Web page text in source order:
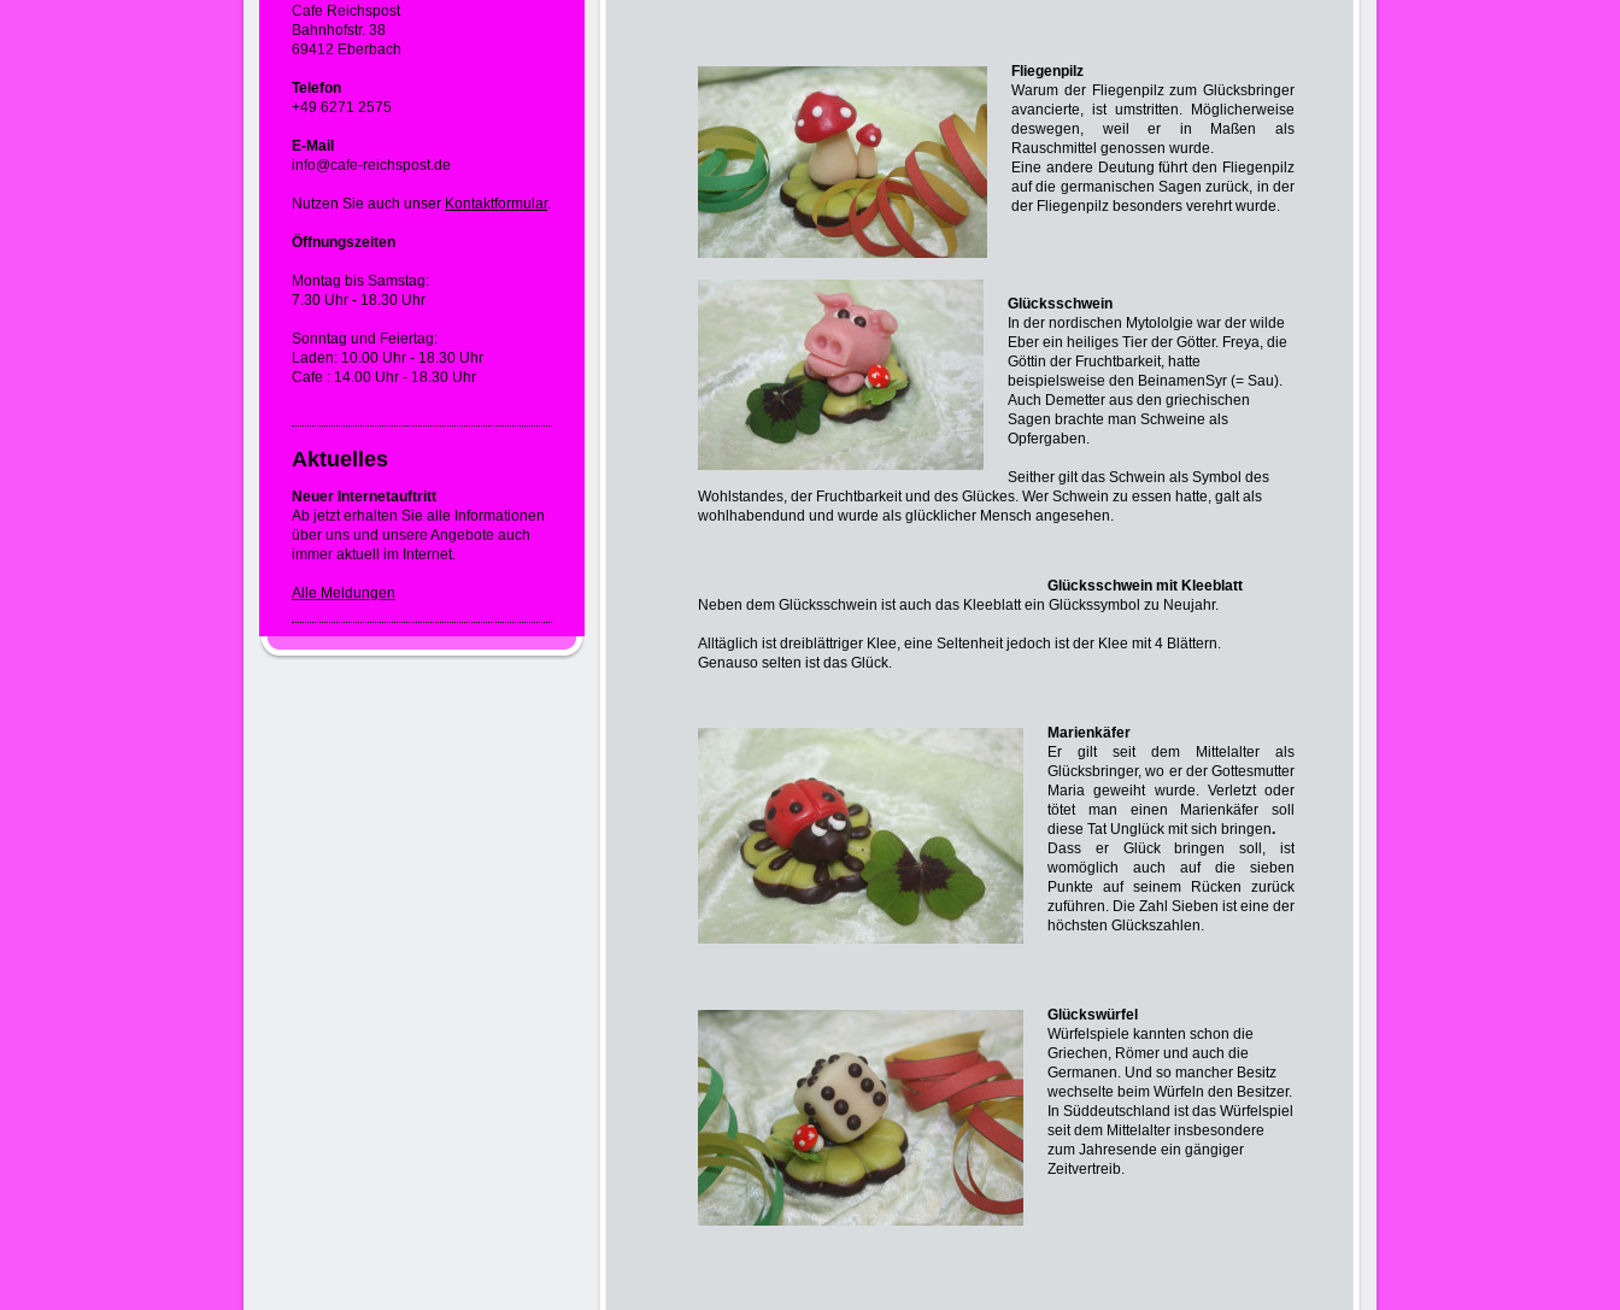
Fliegenpilz
Warum der Fliegenpilz zum Glücksbringer
avancierte, ist umstritten. Möglicherweise
deswegen, weil er in Maßen als
Rauschmittel genossen wurde.
Eine andere Deutung führt den Fliegenpilz
auf die germanischen Sagen zurück, in der
der Fliegenpilz besonders verehrt wurde.
Glücksschwein
In der nordischen Mytololgie war der wilde
Eber ein heiliges Tier der Götter. Freya, die
Göttin der Fruchtbarkeit, hatte
beispielsweise den BeinamenSyr (= Sau).
Auch Demetter aus den griechischen
Sagen brachte man Schweine als
Opfergaben.
Seither gilt das Schwein als Symbol des
Wohlstandes, der Fruchtbarkeit und des Glückes. Wer Schwein zu essen hatte, galt als
wohlhabendund und wurde als glücklicher Mensch angesehen.
Glücksschwein mit Kleeblatt
Neben dem Glücksschwein ist auch das Kleeblatt ein Glückssymbol zu Neujahr.
Alltäglich ist dreiblättriger Klee, eine Seltenheit jedoch ist der Klee mit 4 Blättern.
Genauso selten ist das Glück.
Marienkäfer
Er gilt seit dem Mittelalter als
Glücksbringer, wo er der Gottesmutter
Maria geweiht wurde. Verletzt oder
tötet man einen Marienkäfer soll
diese Tat Unglück mit sich bringen.
Dass er Glück bringen soll, ist
womöglich auch auf die sieben
Punkte auf seinem Rücken zurück
zuführen. Die Zahl Sieben ist eine der
höchsten Glückszahlen.
Glückswürfel
Würfelspiele kannten schon die
Griechen, Römer und auch die
Germanen. Und so mancher Besitz
wechselte beim Würfeln den Besitzer.
In Süddeutschland ist das Würfelspiel
seit dem Mittelalter insbesondere
zum Jahresende ein gängiger
Zeitvertreib.
Cafe Reichspost
Bahnhofstr. 38
69412 Eberbach
Telefon
+49 6271 2575
E-Mail
info@cafe-reichspost.de
Nutzen Sie auch unser Kontaktformular.
Öffnungszeiten
Montag bis Samstag:
7.30 Uhr - 18.30 Uhr
Sonntag und Feiertag:
Laden: 10.00 Uhr - 18.30 Uhr
Cafe : 14.00 Uhr - 18.30 Uhr
Aktuelles
Neuer Internetauftritt
Ab jetzt erhalten Sie alle Informationen
über uns und unsere Angebote auch
immer aktuell im Internet.
Alle Meldungen